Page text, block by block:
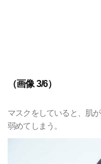
（画像 3/6）
マスクをしていると、肌
弱めてしまう。